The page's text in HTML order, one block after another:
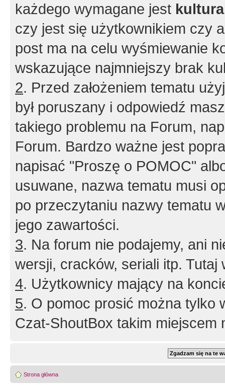
każdego wymagane jest
czy jest się użytkownikiem czy
post ma na celu wyśmiewanie
wskazujące najmniejszy brak
2. Przed założeniem tematu
był poruszany i odpowiedź
takiego problemu na Forum,
Forum. Bardzo ważne jest
napisać "Proszę o POMOC"
usuwane, nazwa tematu musi
po przeczytaniu nazwy tematu
jego zawartości.
3. Na forum nie podajemy, ani
wersji, cracków, seriali itp. Tutaj
4. Użytkownicy mający na
5. O pomoc prosić można tylko
Czat-ShoutBox takim miejscem
Strona główna